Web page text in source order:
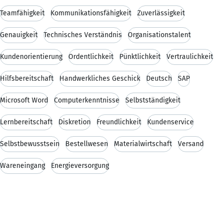
Teamfähigkeit Kommunikationsfähigkeit Zuverlässigkeit
Genauigkeit Technisches Verständnis Organisationstalent
Kundenorientierung Ordentlichkeit Pünktlichkeit Vertraulichkeit
Hilfsbereitschaft Handwerkliches Geschick Deutsch SAP
Microsoft Word Computerkenntnisse Selbstständigkeit
Lernbereitschaft Diskretion Freundlichkeit Kundenservice
Selbstbewusstsein Bestellwesen Materialwirtschaft Versand
Wareneingang Energieversorgung